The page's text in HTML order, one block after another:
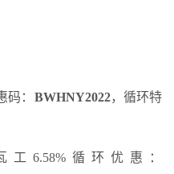
码： BWHNY2022，循环特
6.58%循环优惠：